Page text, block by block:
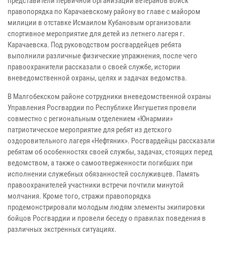
правопорядка по Карачаевскому району во главе с майором
милиции в отставке Исмаилом Кубановым организовали
спортивное мероприятие для детей из летнего лагеря г.
Карачаевска. Под руководством росгвардейцев ребята
выполнили различные физические упражнения, после чего
правоохранители рассказали о своей службе, истории
вневедомственной охраны, целях и задачах ведомства.
В Малгобекском районе сотрудники вневедомственной охраны
Управления Росгвардии по Республике Ингушетия провели
совместно с региональным отделением «Юнармии»
патриотическое мероприятие для ребят из детского
оздоровительного лагеря «Нефтяник». Росгвардейцы рассказали
ребятам об особенностях своей службы, задачах, стоящих перед
ведомством, а также о самоотверженности погибших при
исполнении служебных обязанностей сослуживцев. Память
правоохранителей участники встречи почтили минутой
молчания. Кроме того, стражи правопорядка
продемонстрировали молодым людям элементы экипировки
бойцов Росгвардии и провели беседу о правилах поведения в
различных экстренных ситуациях.